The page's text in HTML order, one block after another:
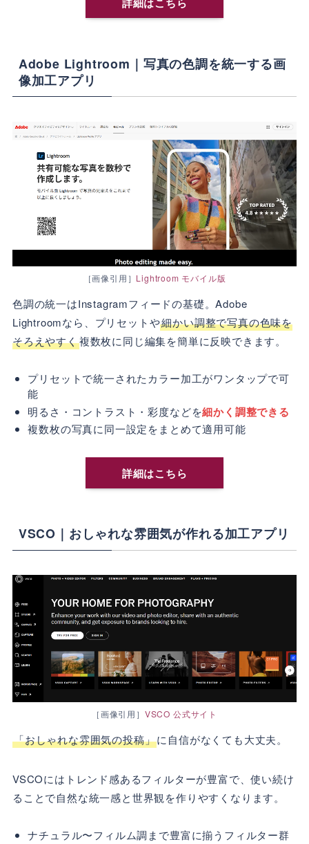
Adobe Lightroom｜写真の色調を統一する画
像加工アプリ
［画像引用］ Lightroom モバイル版
色調の統一はInstagramフィードの基礎。Adobe
Lightroomなら、プリセットや細かい調整で写真の色味を
そろえやすく複数枚に同じ編集を簡単に反映できます。
プリセットで統一されたカラー加工がワンタップで可
能
明るさ・コントラスト・彩度などを細かく調整できる
複数枚の写真に同一設定をまとめて適用可能
詳細はこちら
VSCO｜おしゃれな雰囲気が作れる加工アプリ
［画像引用］ VSCO 公式サイト
「おしゃれな雰囲気の投稿」に自信がなくても大丈夫。
VSCOにはトレンド感あるフィルターが豊富で、使い続け
ることで自然な統一感と世界観を作りやすくなります。
ナチュラル〜フィルム調まで豊富に揃うフィルター群